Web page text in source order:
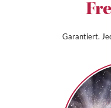
Garantiert.